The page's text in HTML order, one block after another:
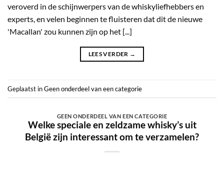
veroverd in de schijnwerpers van de whiskyliefhebbers en
experts, en velen beginnen te fluisteren dat dit de nieuwe
'Macallan' zou kunnen zijn op het [...]
LEES VERDER →
Geplaatst inGeen onderdeel van een categorie
GEEN ONDERDEEL VAN EEN CATEGORIE
Welke speciale en zeldzame whisky’s uit
België zijn interessant om te verzamelen?